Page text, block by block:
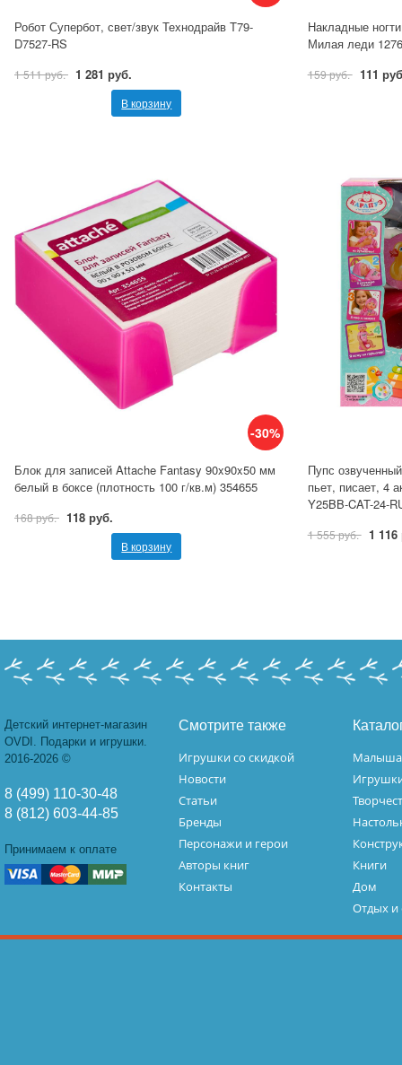
Робот Супербот, свет/звук Технодрайв T79-
D7527-RS
1 511 руб. 1 281 руб.
В корзину
Накладные
Милая леди
159 руб. 111
-30%
Блок для записей Attache Fantasy 90x90x50 мм
белый в боксе (плотность 100 г/кв.м) 354655
168 руб. 118 руб.
В корзину
Пупс
пьет, писает, 4
Y25BB-CAT-24-
1 555 руб. 1 116
Детский интернет-магазин
OVDI. Подарки и игрушки.
2016-2026 ©
8 (499) 110-30-48
8 (812) 603-44-85
Принимаем к оплате
Смотрите также
Игрушки со скидкой
Новости
Статьи
Бренды
Персонажи и герои
Авторы книг
Контакты
Книги
Дом
Отдых и